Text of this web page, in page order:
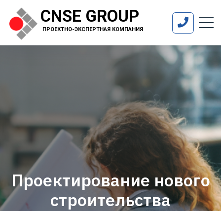
CNSE GROUP
ПРОЕКТНО-ЭКСПЕРТНАЯ КОМПАНИЯ
Проектирование нового
строительства